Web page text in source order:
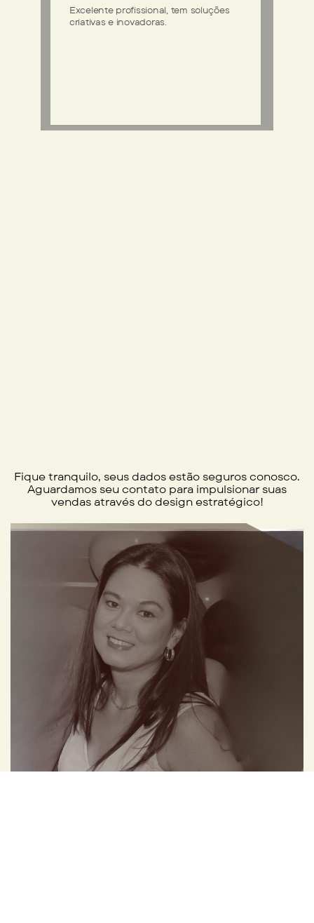
Excelente profissional, tem soluções
criativas e inovadoras.
Fique tranquilo, seus dados estão seguros conosco.
Aguardamos seu contato para impulsionar suas
vendas através do design estratégico!